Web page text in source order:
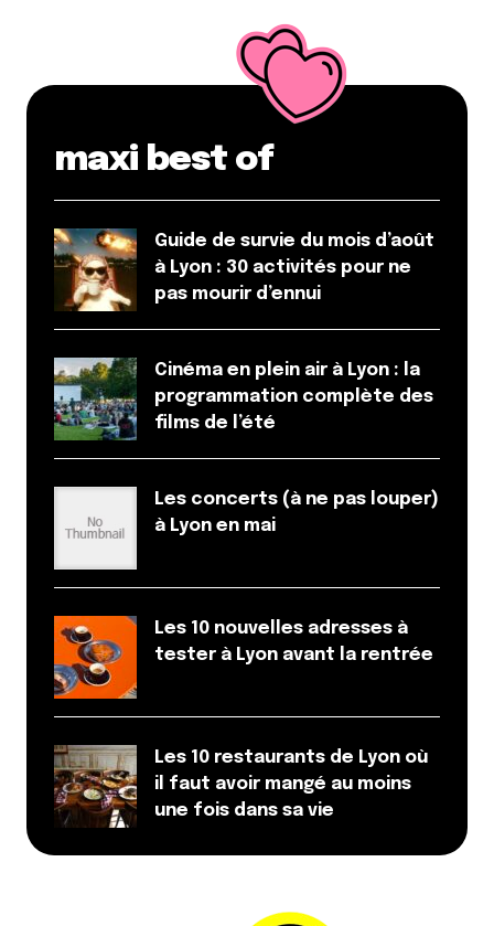
maxi best of
Guide de survie du mois d’août
à Lyon : 30 activités pour ne
pas mourir d’ennui
Cinéma en plein air à Lyon : la
programmation complète des
films de l’été
Les concerts (à ne pas louper)
à Lyon en mai
Les 10 nouvelles adresses à
tester à Lyon avant la rentrée
Les 10 restaurants de Lyon où
il faut avoir mangé au moins
une fois dans sa vie